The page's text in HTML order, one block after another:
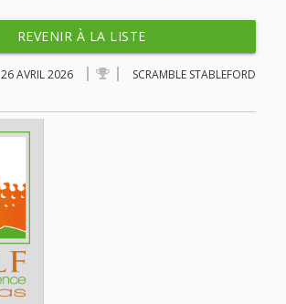
REVENIR À LA LISTE
26 AVRIL 2026 SCRAMBLE STABLEFORD